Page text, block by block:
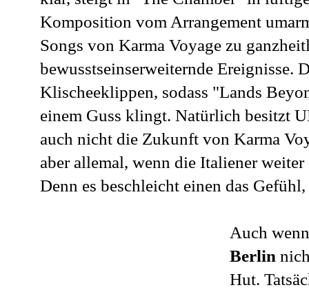
Komposition vom Arrangement
Songs von Karma Voyage zu
bewusstseinserweiternde Ereignisse.
Klischeeklippen, sodass "Lands
einem Guss klingt. Natürlich besitzt
auch nicht die Zukunft von Karma
aber allemal, wenn die Italiener
Denn es beschleicht einen das
Auch
Berlin
Hut.